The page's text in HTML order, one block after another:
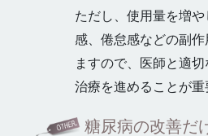
ただし、使用量を増
感、倦怠感などの副
ますので、医師と適
治療を進めることが重
糖尿病の改善だ